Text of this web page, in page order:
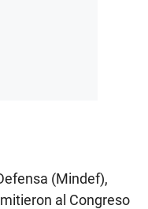
(Mindef),
al Congreso